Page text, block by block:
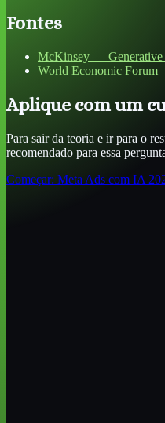
Fontes
McKinsey — Generative
World Economic Forum
Aplique com um
Para sair da teoria e ir para o
recomendado para essa
Começar: Meta Ads com IA